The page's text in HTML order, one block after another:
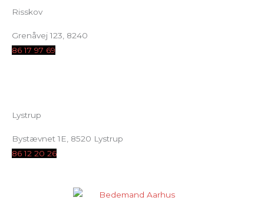
Risskov
Grenåvej 123, 8240
86 17 97 69
Lystrup
Bystævnet 1E, 8520 Lystrup
86 12 20 26